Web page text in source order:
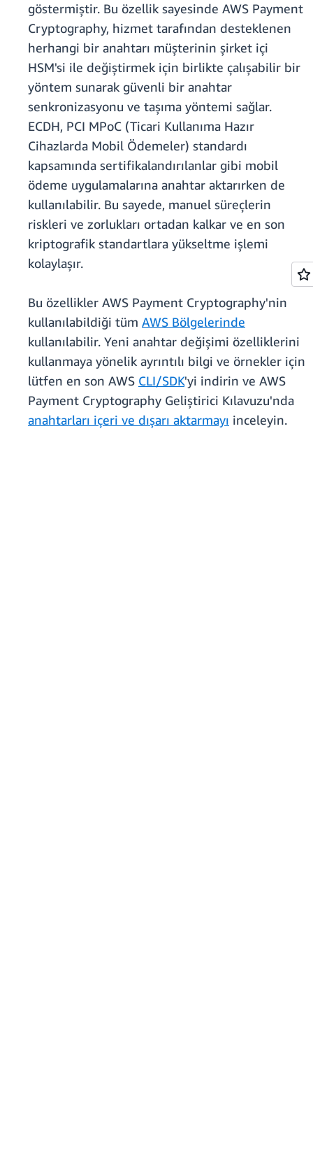
göstermiştir. Bu özellik sayesinde AWS Payment
Cryptography, hizmet tarafından desteklenen
herhangi bir anahtarı müşterinin şirket içi
HSM'si ile değiştirmek için birlikte çalışabilir bir
yöntem sunarak güvenli bir anahtar
senkronizasyonu ve taşıma yöntemi sağlar.
ECDH, PCI MPoC (Ticari Kullanıma Hazır
Cihazlarda Mobil Ödemeler) standardı
kapsamında sertifikalandırılanlar gibi mobil
ödeme uygulamalarına anahtar aktarırken de
kullanılabilir. Bu sayede, manuel süreçlerin
riskleri ve zorlukları ortadan kalkar ve en son
kriptografik standartlara yükseltme işlemi
kolaylaşır.
Bu özellikler AWS Payment Cryptography'nin
kullanılabildiği tüm AWS Bölgelerinde
kullanılabilir. Yeni anahtar değişimi özelliklerini
kullanmaya yönelik ayrıntılı bilgi ve örnekler için
lütfen en son AWS CLI/SDK'yi indirin ve AWS
Payment Cryptography Geliştirici Kılavuzu'nda
anahtarları içeri ve dışarı aktarmayı inceleyin.